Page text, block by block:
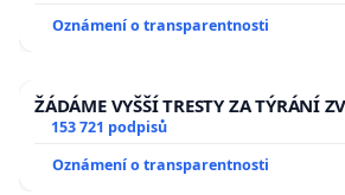
Oznámení o transparentnosti
ŽÁDÁME VYŠŠÍ TRESTY ZA TÝRÁNÍ
153 721 podpisů
Oznámení o transparentnosti